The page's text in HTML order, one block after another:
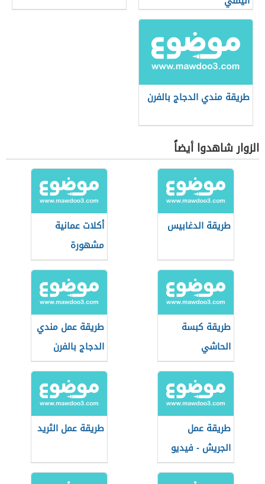
طريقة مندي الدجاج بالفرن
الزوار شاهدوا أيضاً
طريقة الدغابيس
أكلات عمانية
مشهورة
طريقة كبسة
الحاشي
طريقة عمل مندي
الدجاج بالفرن
طريقة عمل
الجريش - فيديو
طريقة عمل الثريد